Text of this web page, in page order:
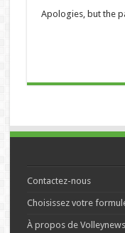
Apologies, but the
Contactez-nous
Choisissez votre
À propos de Volleynews